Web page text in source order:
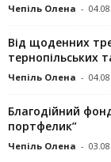
Чепіль Олена -
Від щоденних
тернопільських
Чепіль Олена -
Благодійний
портфелик”
Чепіль Олена -